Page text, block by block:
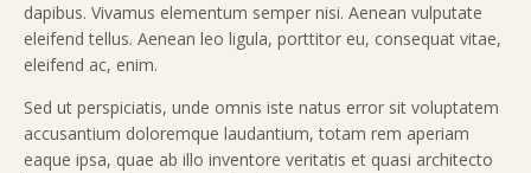
dapibus. Vivamus elementum semper nisi. Aenean vulputate
eleifend tellus. Aenean leo ligula, porttitor eu, consequat vitae,
eleifend ac, enim.
Sed ut perspiciatis, unde omnis iste natus error sit voluptatem
accusantium doloremque laudantium, totam rem aperiam
eaque ipsa, quae ab illo inventore veritatis et quasi architecto